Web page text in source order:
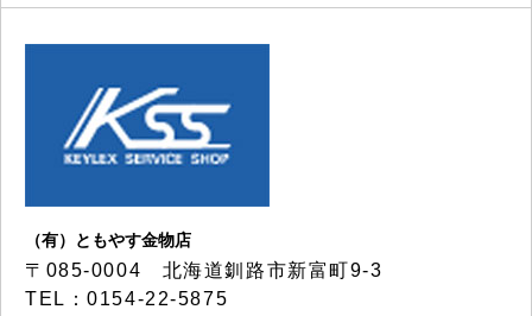
（有）ともやす金物店
〒085-0004 北海道釧路市新富町9-3
TEL：0154-22-5875